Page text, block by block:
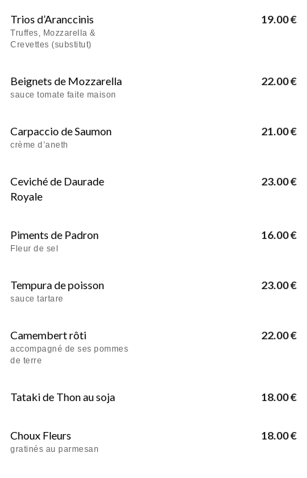
19.00 €
Trios d’Aranccinis
Truffes, Mozzarella &
Crevettes (substitut)
22.00 €
Beignets de Mozzarella
sauce tomate faite maison
21.00 €
Carpaccio de Saumon
crème d’aneth
23.00 €
Ceviché de Daurade
Royale
16.00 €
Piments de Padron
Fleur de sel
23.00 €
Tempura de poisson
sauce tartare
22.00 €
Camembert rôti
accompagné de ses pommes
de terre
18.00 €
Tataki de Thon au soja
18.00 €
Choux Fleurs
gratinés au parmesan